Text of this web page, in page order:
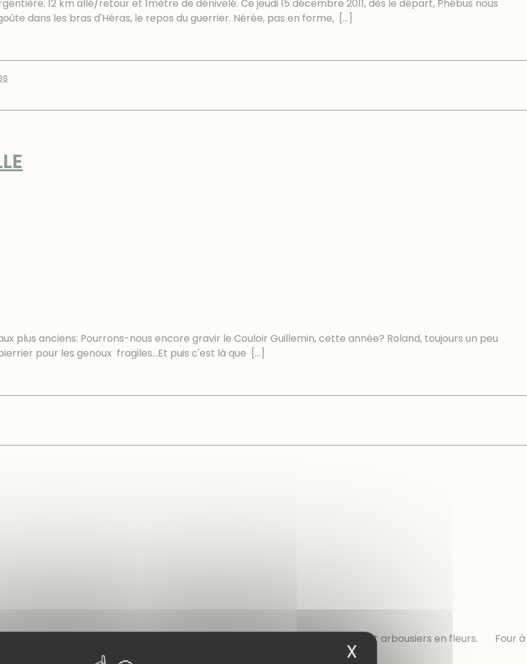
X
12 km allé/retour et 1mètre de dénivelé. Ce jeudi 15 décembre 2011, dès le départ, Phébus nous
dans les bras d'Héras, le repos du guerrier. Nérée, pas en forme,
[…]
plus anciens: Pourrons-nous encore gravir le Couloir Guillemin, cette année? Roland, toujours un peu
pour les genoux fragiles...Et puis c'est là que
[…]
Sainte Anne du Castellet. Les sentiers du jour sont bordés de bruyères et arbousiers en fleurs. Four à